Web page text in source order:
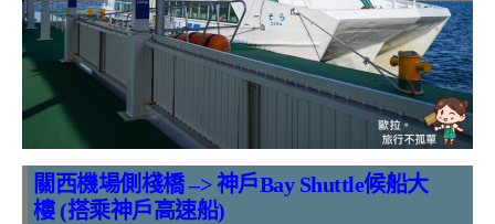
關西機場側棧橋 –> 神戶Bay Shuttle候船大
樓 (搭乘神戶高速船)